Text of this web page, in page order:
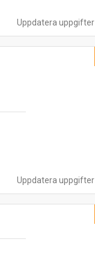
Uppdatera uppgifter
Uppdatera uppgifter